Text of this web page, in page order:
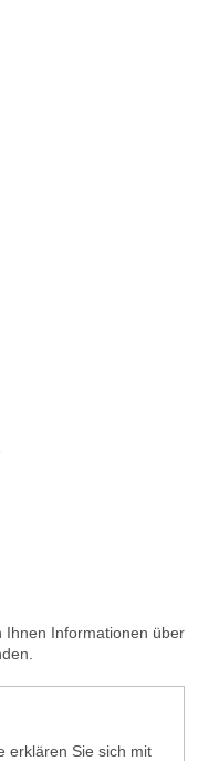
Ihnen Informationen über
erklären Sie sich mit